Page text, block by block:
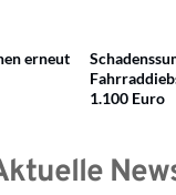
erneut
1.100 Euro